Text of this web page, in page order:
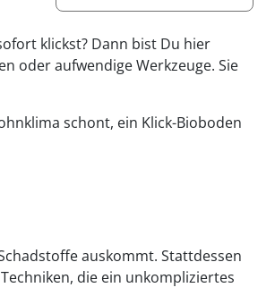
klickst? Dann bist Du hier
oder aufwendige Werkzeuge. Sie
schont, ein Klick-Bioboden
auskommt. Stattdessen
die ein unkompliziertes